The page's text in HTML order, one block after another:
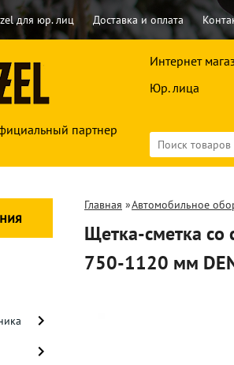
для юр. лиц Доставка и оплата
партнер
Интернет
Юр. лица
Главная »Автомобильное
Щетка-сметка со
750-1120 мм